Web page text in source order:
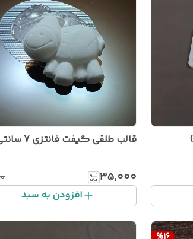
قالب طلقی گیفت فانتزی 7 سانتی
۳۵٬۰۰۰
افزودن به سبد